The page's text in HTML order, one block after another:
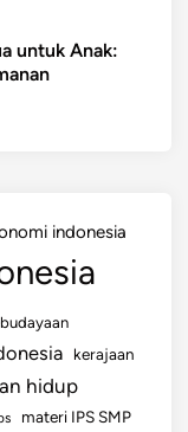
untuk Anak:
indonesia
kerajaan
hidup
materi IPS SMP